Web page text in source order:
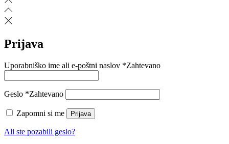
Prijava
Uporabniško ime ali e-poštni naslov *Zahtevano
Geslo *Zahtevano
Zapomni si me Prijava
Ali ste pozabili geslo?